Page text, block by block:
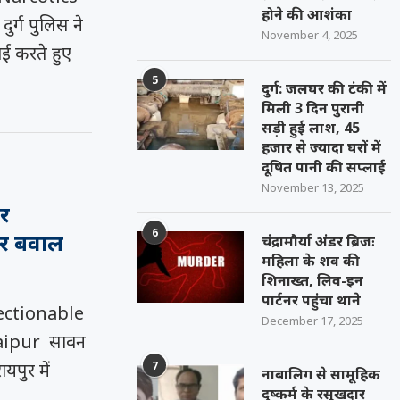
पुलिस ने
करते हुए
बवाल
सावन
में
होने की आशंका
November 4, 2025
5
दुर्ग: जलघर की टंकी में
मिली 3 दिन पुरानी
सड़ी हुई लाश, 45
हजार से ज्यादा घरों में
दूषित पानी की सप्लाई
November 13, 2025
6
चंद्रामौर्या अंडर ब्रिजः
महिला के शव की
शिनाख्त, लिव-इन
पार्टनर पहुंचा थाने
December 17, 2025
7
नाबालिग से सामूहिक
दुष्कर्म के रसूखदार